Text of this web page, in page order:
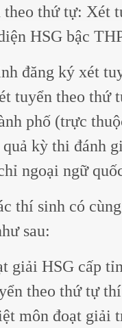
thứ tự: Xét
HSG bậc
đăng ký xét
tuyển theo thứ
phố (trực
kỳ thi đánh
ngoại ngữ
thí sinh có
sau:
giải HSG cấp
theo thứ tự
môn đoạt giải